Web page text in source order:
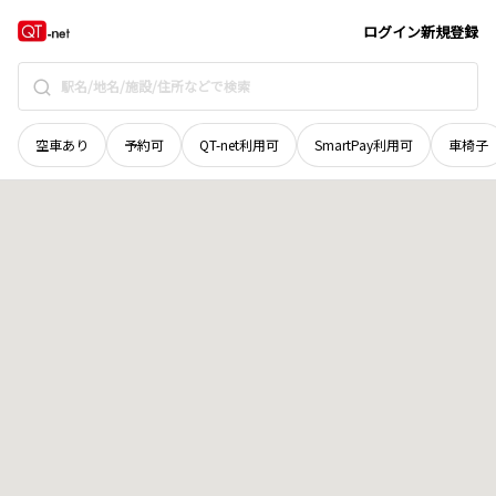
ログイン新規登録
空車あり 予約可 QT-net利用可 SmartPay利用可 車椅子
長野県